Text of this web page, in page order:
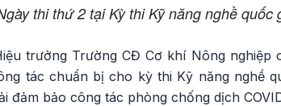
thi thứ 2 tại Kỳ thi Kỹ năng nghề quốc
trưởng Trường CĐ Cơ khí Nông
tác chuẩn bị cho kỳ thi Kỹ năng nghề
đảm bảo công tác phòng chống dịch